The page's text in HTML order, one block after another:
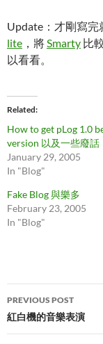
Update：才剛寫完
lite ，將Smarty 比
以看看。
Related
How to get pLog 1.0
version 以及一些廢話
January 29, 2005
In "Blog"
Fake Blog 與樂多
February 23, 2005
In "Blog"
Post
navigation
PREVIOUS POST
紅白機的音樂表演